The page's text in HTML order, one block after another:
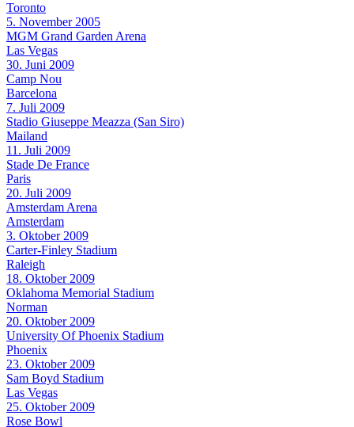
Toronto
5. November 2005
MGM Grand Garden Arena
Las Vegas
30. Juni 2009
Camp Nou
Barcelona
7. Juli 2009
Stadio Giuseppe Meazza (San Siro)
Mailand
11. Juli 2009
Stade De France
Paris
20. Juli 2009
Amsterdam Arena
Amsterdam
3. Oktober 2009
Carter-Finley Stadium
Raleigh
18. Oktober 2009
Oklahoma Memorial Stadium
Norman
20. Oktober 2009
University Of Phoenix Stadium
Phoenix
23. Oktober 2009
Sam Boyd Stadium
Las Vegas
25. Oktober 2009
Rose Bowl